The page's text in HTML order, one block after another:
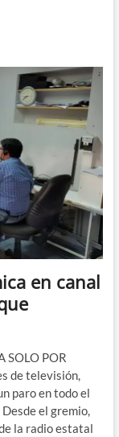
m
e
n
ú
en canal
SOLO POR
de televisión,
paro en todo el
el gremio,
la radio estatal